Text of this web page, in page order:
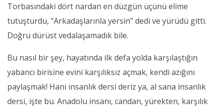
Torbasındaki dört nardan en düzgün üçünü elime
tutuşturdu, “Arkadaşlarınla yersin” dedi ve yürüdü gitti.
Doğru dürüst vedalaşamadık bile.
Bu nasıl bir şey, hayatında ilk defa yolda karşılaştığın
yabancı birisine evini karşılıksız açmak, kendi azığını
paylaşmak! Hani insanlık dersi deriz ya, al sana insanlık
dersi, işte bu. Anadolu insanı, candan, yürekten, karşılık